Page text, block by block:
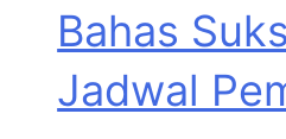
Bahas
Jadwal